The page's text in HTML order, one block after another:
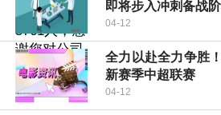
即将步入冲刺备战
04-12
全力以赴全力争胜
新赛季中超联赛
04-12